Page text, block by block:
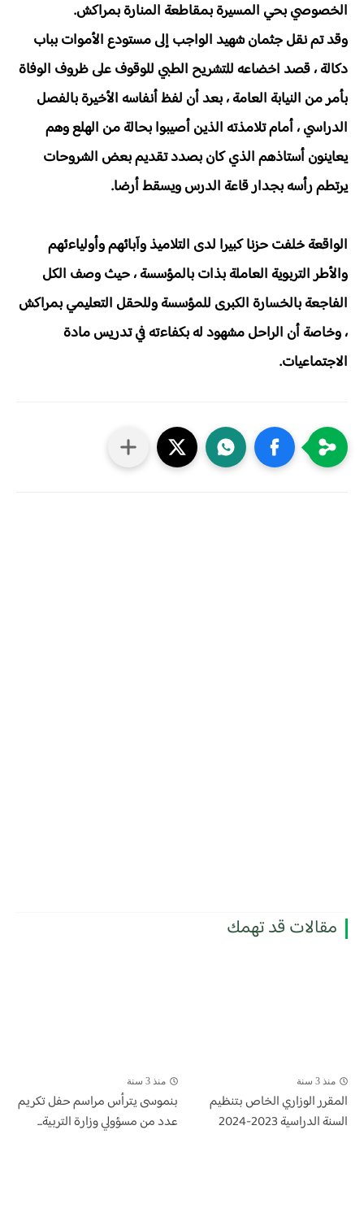
الخصوصي بحي المسيرة بمقاطعة المنارة بمراكش.
وقد تم نقل جثمان شهيد الواجب إلى مستودع الأموات بباب
دكالة ، قصد اخضاعه للتشريح الطبي للوقوف على ظروف الوفاة
بأمر من النيابة العامة ، بعد أن لفظ أنفاسه الأخيرة بالفصل
الدراسي ، أمام تلامذته الذين أصيبوا بحالة من الهلع وهم
يعاينون أستاذهم الذي كان بصدد تقديم بعض الشروحات
يرتطم رأسه بجدار قاعة الدرس ويسقط أرضا.
الواقعة خلفت حزنا كبيرا لدى التلاميذ وآبائهم وأولياءئهم
والأطر التربوية العاملة بذات بالمؤسسة ، حيث وصف الكل
الفاجعة بالخسارة الكبرى للمؤسسة وللحقل التعليمي بمراكش
، وخاصة أن الراحل مشهود له بكفاءته في تدريس مادة
الاجتماعيات.
مقالات قد تهمك
منذ 3 سنة
المقرر الوزاري الخاص بتنظيم
السنة الدراسية 2023-2024
منذ 3 سنة
بنموسى يترأس مراسم حفل تكريم
عدد من مسؤولي وزارة التربية...